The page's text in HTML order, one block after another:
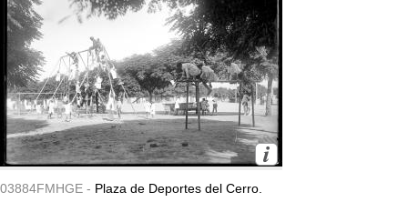
03884FMHGE - Plaza de Deportes del Cerro.